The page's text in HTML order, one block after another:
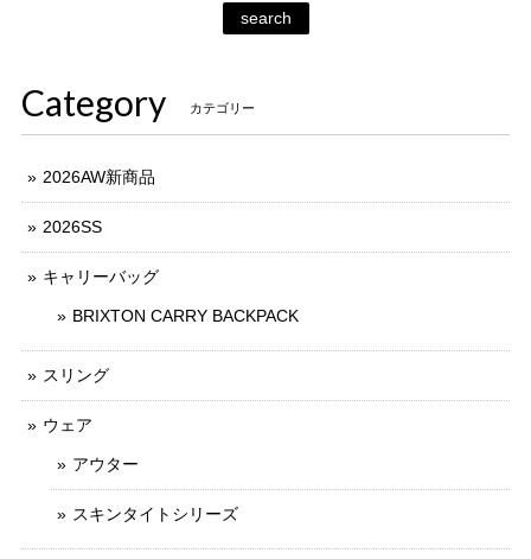
search
Category カテゴリー
2026AW新商品
2026SS
キャリーバッグ
BRIXTON CARRY BACKPACK
スリング
ウェア
アウター
スキンタイトシリーズ